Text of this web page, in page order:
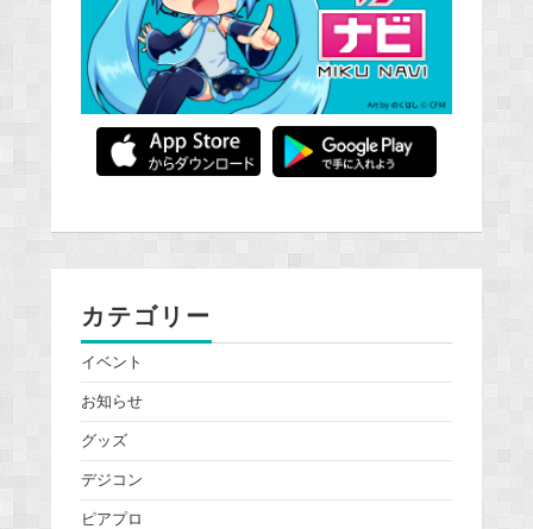
カテゴリー
イベント
お知らせ
グッズ
デジコン
ピアプロ